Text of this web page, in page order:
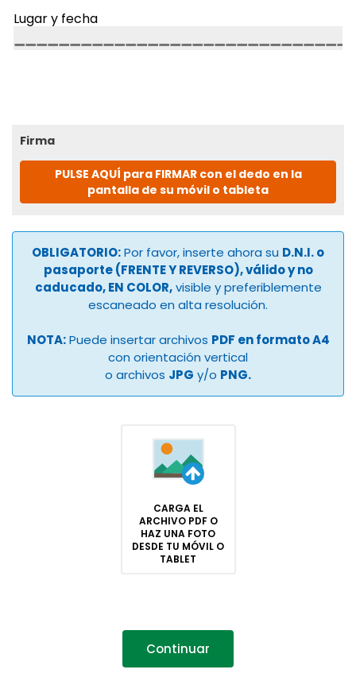
Lugar y fecha
Firma
PULSE AQUÍ para FIRMAR con el dedo en la
pantalla de su móvil o tableta
OBLIGATORIO:Por favor, inserte ahora su D.N.I. o
pasaporte (FRENTE Y REVERSO), válido y no
caducado, EN COLOR,visible y preferiblemente
escaneado en alta resolución.
NOTA:Puede insertar archivos PDF en formato A4
con orientación vertical
o archivos JPG y/o PNG.
CARGA EL
ARCHIVO PDF O
HAZ UNA FOTO
DESDE TU MÓVIL O
TABLET
Continuar